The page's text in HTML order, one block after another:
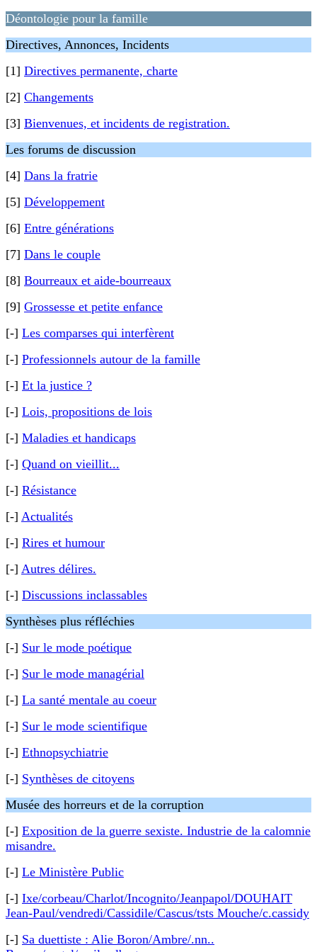
Déontologie pour la famille
Directives, Annonces, Incidents
[1] Directives permanente, charte
[2] Changements
[3] Bienvenues, et incidents de registration.
Les forums de discussion
[4] Dans la fratrie
[5] Développement
[6] Entre générations
[7] Dans le couple
[8] Bourreaux et aide-bourreaux
[9] Grossesse et petite enfance
[-] Les comparses qui interfèrent
[-] Professionnels autour de la famille
[-] Et la justice ?
[-] Lois, propositions de lois
[-] Maladies et handicaps
[-] Quand on vieillit...
[-] Résistance
[-] Actualités
[-] Rires et humour
[-] Autres délires.
[-] Discussions inclassables
Synthèses plus réfléchies
[-] Sur le mode poétique
[-] Sur le mode managérial
[-] La santé mentale au coeur
[-] Sur le mode scientifique
[-] Ethnopsychiatrie
[-] Synthèses de citoyens
Musée des horreurs et de la corruption
[-] Exposition de la guerre sexiste. Industrie de la calomnie
misandre.
[-] Le Ministère Public
[-] Ixe/corbeau/Charlot/Incognito/Jeanpapol/DOUHAIT
Jean-Paul/vendredi/Cassidile/Cascus/tsts Mouche/c.cassidy
[-] Sa duettiste : Alie Boron/Ambre/.nn..